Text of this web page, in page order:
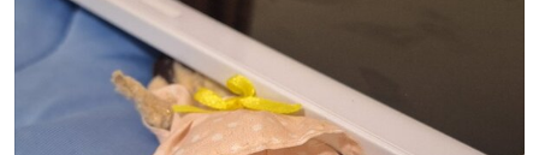
ト
数
数